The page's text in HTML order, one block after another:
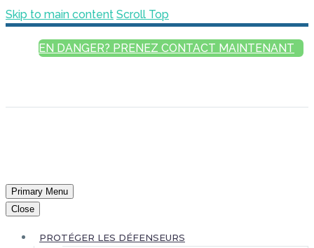
Skip to main content Scroll Top
EN DANGER? PRENEZ CONTACT MAINTENANT
Primary Menu
Close
PROTÉGER LES DÉFENSEURS